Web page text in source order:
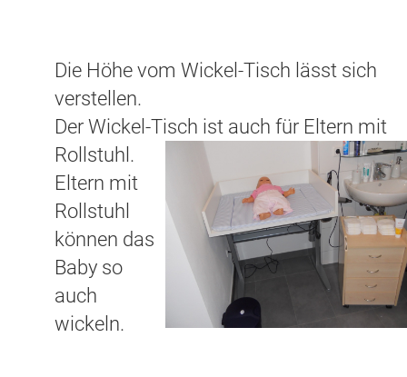
Die Höhe vom Wickel-Tisch lässt sich
verstellen.
Der Wickel-Tisch ist auch für Eltern mit
Rollstuhl.
Eltern mit
Rollstuhl
können das
Baby so
auch
wickeln.